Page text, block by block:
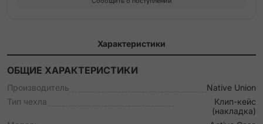
Характеристики
ОБЩИЕ ХАРАКТЕРИСТИКИ
Производитель
Native Union
Тип чехла
Клип-кейс
(накладка)